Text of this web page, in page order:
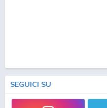
SEGUICI SU